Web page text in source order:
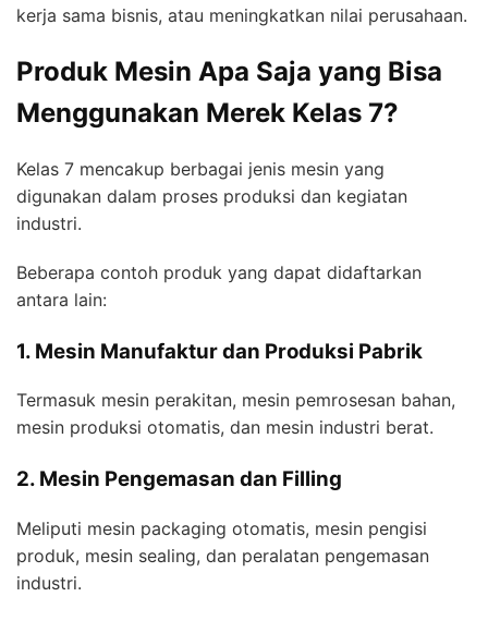
kerja sama bisnis, atau meningkatkan nilai perusahaan.
Produk Mesin Apa Saja yang Bisa
Menggunakan Merek Kelas 7?
Kelas 7 mencakup berbagai jenis mesin yang
digunakan dalam proses produksi dan kegiatan
industri.
Beberapa contoh produk yang dapat didaftarkan
antara lain:
1. Mesin Manufaktur dan Produksi Pabrik
Termasuk mesin perakitan, mesin pemrosesan bahan,
mesin produksi otomatis, dan mesin industri berat.
2. Mesin Pengemasan dan Filling
Meliputi mesin packaging otomatis, mesin pengisi
produk, mesin sealing, dan peralatan pengemasan
industri.